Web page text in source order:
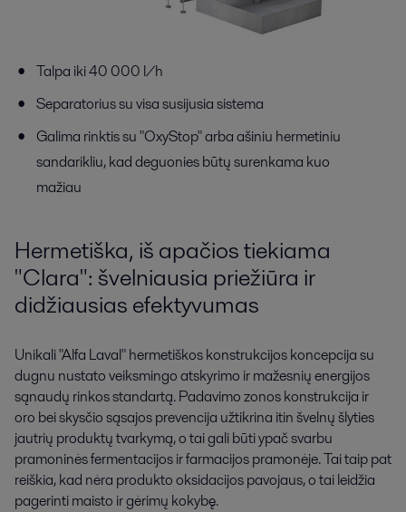
Talpa iki 40 000 l/h
Separatorius su visa susijusia sistema
Galima rinktis su "OxyStop" arba ašiniu hermetiniu
sandarikliu, kad deguonies būtų surenkama kuo
mažiau
Hermetiška, iš apačios tiekiama
"Clara": švelniausia priežiūra ir
didžiausias efektyvumas
Unikali "Alfa Laval" hermetiškos konstrukcijos koncepcija su
dugnu nustato veiksmingo atskyrimo ir mažesnių energijos
sąnaudų rinkos standartą. Padavimo zonos konstrukcija ir
oro bei skysčio sąsajos prevencija užtikrina itin švelnų šlyties
jautrių produktų tvarkymą, o tai gali būti ypač svarbu
pramoninės fermentacijos ir farmacijos pramonėje. Tai taip pat
reiškia, kad nėra produkto oksidacijos pavojaus, o tai leidžia
pagerinti maisto ir gėrimų kokybę.